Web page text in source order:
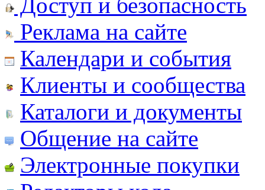
Реклама на сайте
Календари и события
Клиенты и сообщества
Каталоги и документы
Общение на сайте
Электронные покупки